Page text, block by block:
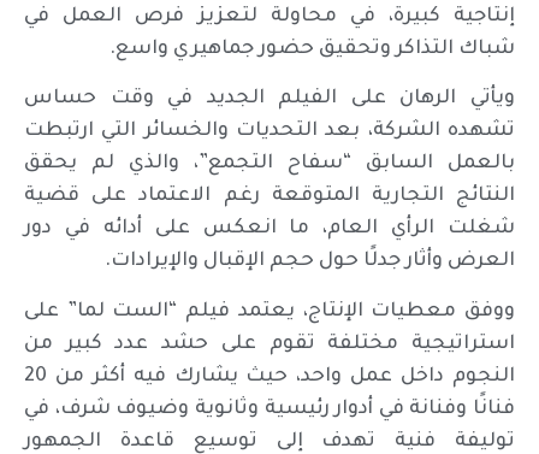
إنتاجية كبيرة، في محاولة لتعزيز فرص العمل في
شباك التذاكر وتحقيق حضور جماهيري واسع.
ويأتي الرهان على الفيلم الجديد في وقت حساس
تشهده الشركة، بعد التحديات والخسائر التي ارتبطت
بالعمل السابق “سفاح التجمع”، والذي لم يحقق
النتائج التجارية المتوقعة رغم الاعتماد على قضية
شغلت الرأي العام، ما انعكس على أدائه في دور
العرض وأثار جدلًا حول حجم الإقبال والإيرادات.
ووفق معطيات الإنتاج، يعتمد فيلم “الست لما” على
استراتيجية مختلفة تقوم على حشد عدد كبير من
النجوم داخل عمل واحد، حيث يشارك فيه أكثر من 20
فنانًا وفنانة في أدوار رئيسية وثانوية وضيوف شرف، في
توليفة فنية تهدف إلى توسيع قاعدة الجمهور